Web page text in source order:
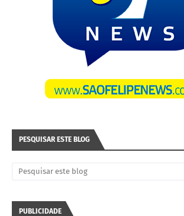
PESQUISAR ESTE BLOG
PUBLICIDADE